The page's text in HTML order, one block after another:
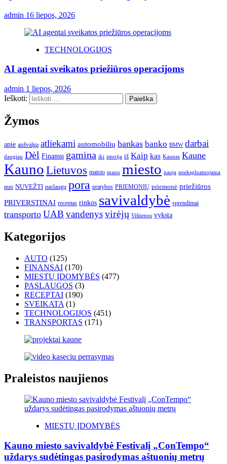
admin 16 liepos, 2026
TECHNOLOGIJOS
AI agentai sveikatos priežiūros operacijoms
admin 1 liepos, 2026
Ieškoti:
Žymos
apie apžvalga atliekami automobilių bankas banko BMW darbai
daugiau Dėl Finansų gamina iki istorija iš Kaip kas Kaunas Kaune
KaunoLietuvos maisto mano miesto naują neeksploatuojama
nuo NUVEŽTI paslaugų pora pratybos PRIEMONIŲ priemonė priežiūros
PRIVERSTINAI receptas rinkos savivaldybė sprendimai
transporto UAB vandenysvirėjų Vištienos vyksta
Kategorijos
AUTO (125)
FINANSAI (170)
MIESTŲ ĮDOMYBĖS (477)
PASLAUGOS (3)
RECEPTAI (190)
SVEIKATA (1)
TECHNOLOGIJOS (451)
TRANSPORTAS (171)
Praleistos naujienos
MIESTŲ ĮDOMYBĖS
Kauno miesto savivaldybė Festivalį „ConTempo“
uždarys sudėtingas pasirodymas aštuonių metrų